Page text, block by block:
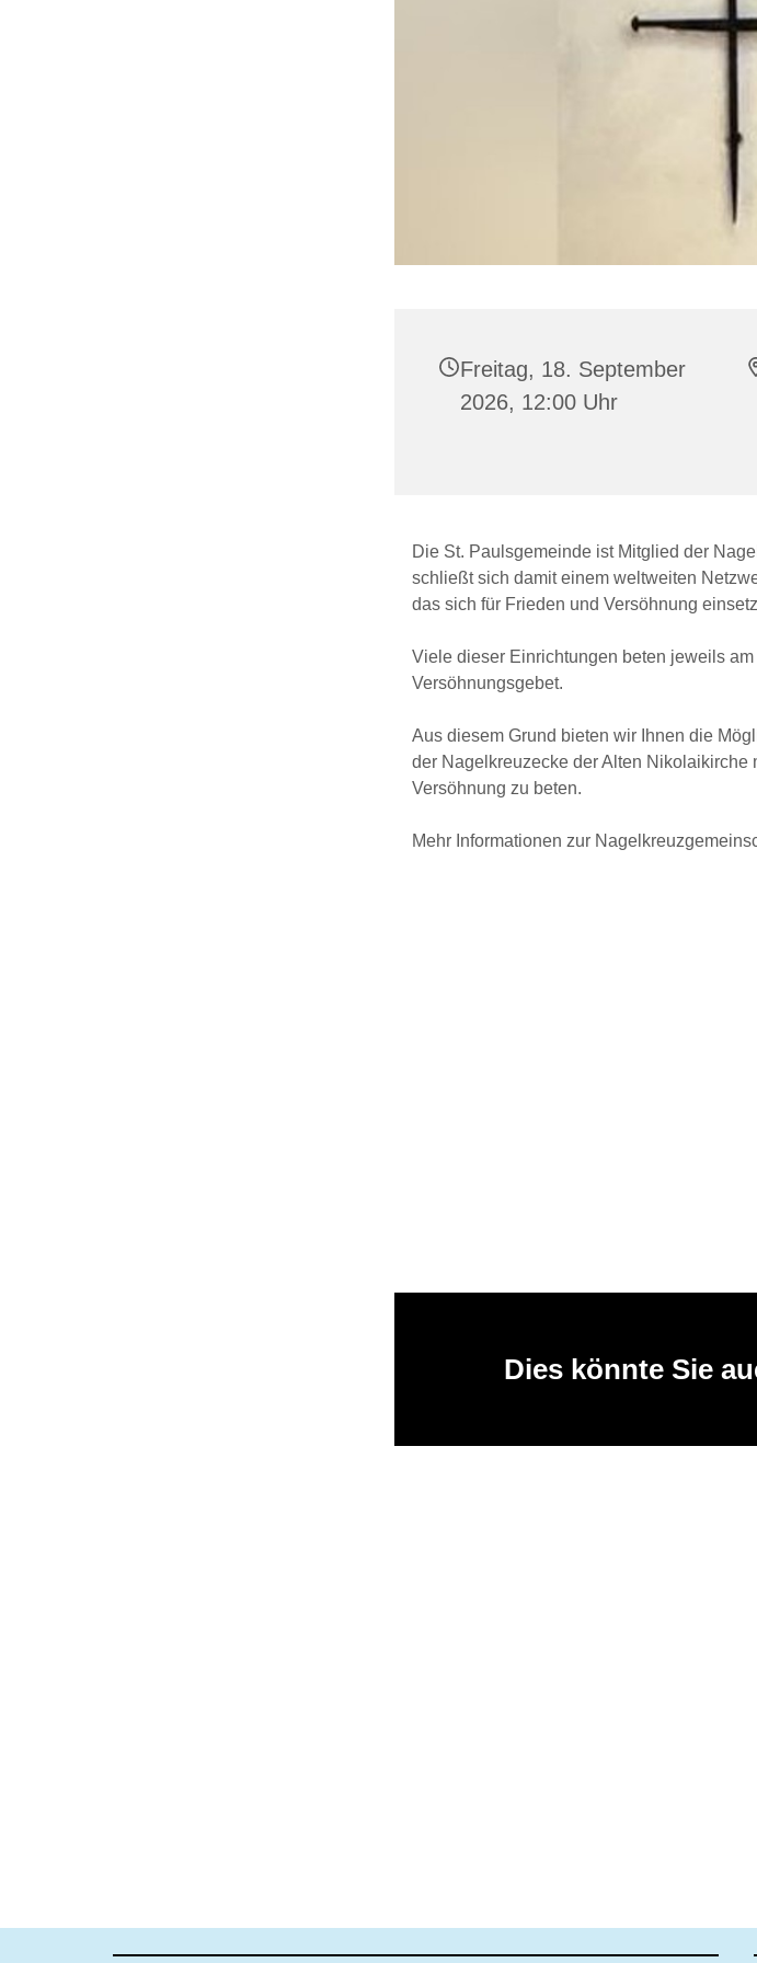
Freitag, 18. September
2026, 12:00 Uhr
Die St. Paulsgemeinde ist Mitglied der
schließt sich damit einem weltweiten
das sich für Frieden und Versöhnung
Viele dieser Einrichtungen beten jeweils
Versöhnungsgebet.
Aus diesem Grund bieten wir Ihnen die
der Nagelkreuzecke der Alten Nikolaikirche
Versöhnung zu beten.
Mehr Informationen zur
Dies könnte Sie